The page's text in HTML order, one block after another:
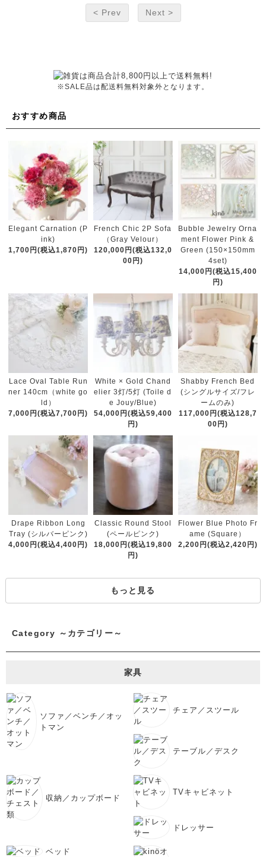
< Prev Next >
※SALE品は配送料無料対象外となります。
おすすめ商品
Elegant Carnation (P
ink)
1,700円(税込1,870円)
French Chic 2P Sofa
（Gray Velour）
120,000円(税込132,0
00円)
Bubble Jewelry Orna
ment Flower Pink &
Green (150×150mm
4set)
14,000円(税込15,400
円)
Lace Oval Table Run
ner 140cm（white go
ld）
7,000円(税込7,700円)
White × Gold Chand
elier 3灯/5灯 (Toile d
e Jouy/Blue)
54,000円(税込59,400
円)
Shabby French Bed
(シングルサイズ/フレ
ームのみ)
117,000円(税込128,7
00円)
Drape Ribbon Long
Tray (シルバーピンク)
4,000円(税込4,400円)
Classic Round Stool
(ペールピンク)
18,000円(税込19,800
円)
Flower Blue Photo Fr
ame (Square）
2,200円(税込2,420円)
もっと見る
Category ～カテゴリー～
家具
ソファ／ベンチ／オッ
トマン
チェア／スツール
テーブル／デスク
収納／カップボード
TVキャビネット
ドレッサー
ベッド